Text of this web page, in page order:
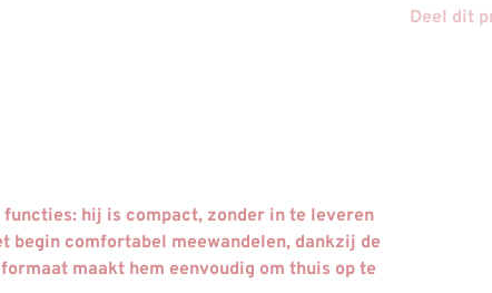
Deel dit
hij is compact, zonder in te leveren
begin comfortabel meewandelen, dankzij de
maakt hem eenvoudig om thuis op te